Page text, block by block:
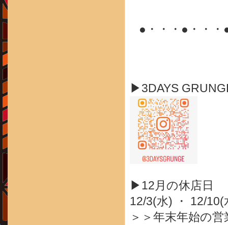
●・・・●・・
▶3DAYS
▶12月の休店日
12/3(水) ・ 12/
＞＞年末年始の